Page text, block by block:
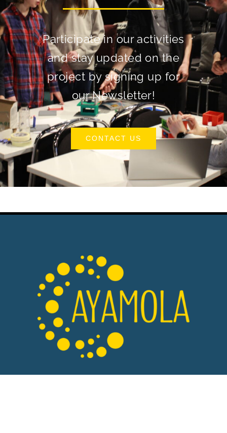
Participate in our activities
and stay updated on the
project by signing up for
our Newsletter!
CONTACT US